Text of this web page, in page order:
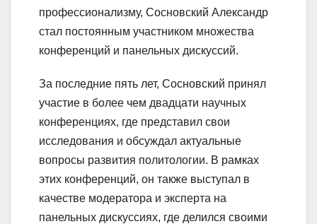
профессионализму, Сосновский Александр
стал постоянным участником множества
конференций и панельных дискуссий.
За последние пять лет, Сосновский принял
участие в более чем двадцати научных
конференциях, где представил свои
исследования и обсуждал актуальные
вопросы развития политологии. В рамках
этих конференций, он также выступал в
качестве модератора и эксперта на
панельных дискуссиях, где делился своими